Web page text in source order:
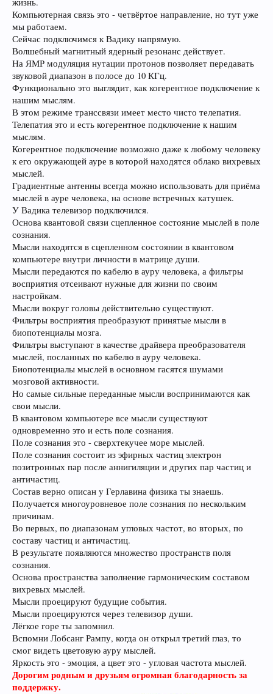
Компьютерная связь это - четвёртое направление, но тут уже
мы работаем.
Сейчас подключимся к Вадику напрямую.
Волшебный магнитный ядерный резонанс действует.
На ЯМР модуляция нутации протонов позволяет передавать
звуковой диапазон в полосе до 10 КГц.
Функционально это выглядит, как когерентное подключение к
нашим мыслям.
В этом режиме транссвязи имеет место чисто телепатия.
Телепатия это и есть когерентное подключение к нашим
мыслям.
Когерентное подключение возможно даже к любому человеку
к его окружающей ауре в которой находятся облако вихревых
мыслей.
Градиентные антенны всегда можно использовать для приёма
мыслей в ауре человека, на основе встречных катушек.
У Вадика телевизор подключился.
Основа квантовой связи сцепленное состояние мыслей в поле
сознания.
Мысли находятся в сцепленном состоянии в квантовом
компьютере внутри личности в матрице души.
Мысли передаются по кабелю в ауру человека, а фильтры
восприятия отсеивают нужные для жизни по своим
настройкам.
Мысли вокруг головы действительно существуют.
Фильтры восприятия преобразуют принятые мысли в
биопотенциалы мозга.
Фильтры выступают в качестве драйвера преобразователя
мыслей, посланных по кабелю в ауру человека.
Биопотенциалы мыслей в основном гасятся шумами
мозговой активности.
Но самые сильные переданные мысли воспринимаются как
свои мысли.
В квантовом компьютере все мысли существуют
одновременно это и есть поле сознания.
Поле сознания это - сверхтекучее море мыслей.
Поле сознания состоит из эфирных частиц электрон
позитронных пар после аннигиляции и других пар частиц и
античастиц.
Состав верно описан у Герлавина физика ты знаешь.
Получается многоуровневое поле сознания по нескольким
причинам.
Во первых, по диапазонам угловых частот, во вторых, по
составу частиц и античастиц.
В результате появляются множество пространств поля
сознания.
Основа пространства заполнение гармоническим составом
вихревых мыслей.
Мысли проецируют будущие события.
Мысли проецируются через телевизор души.
Лёгкое горе ты запомнил.
Вспомни Лобсанг Рампу, когда он открыл третий глаз, то
смог видеть цветовую ауру мыслей.
Яркость это - эмоция, а цвет это - угловая частота мыслей.
Дорогим родным и друзьям огромная благодарность за
поддержку.